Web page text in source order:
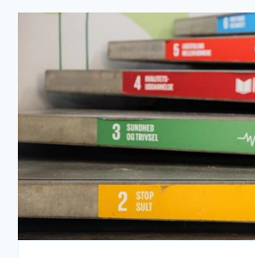
Ansøgningsfrister for OpEn-puljen